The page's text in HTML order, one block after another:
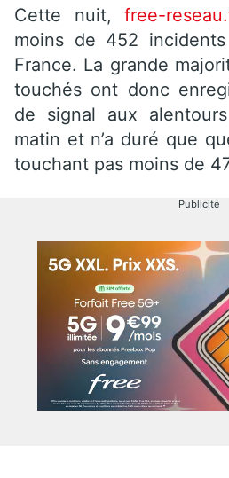
Cette nuit,free-
moins de 452
France. La grande
touchés ont donc
de signal aux
matin et n’a duré que
touchant pas moins de
Publicité